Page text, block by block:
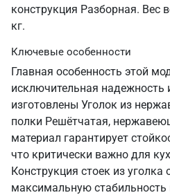
конструкция Разборная. Вес
кг.
Ключевые особенности
Главная особенность этой
исключительная надежность
изготовлены Уголок из
полки Решётчатая,
материал гарантирует
что критически важно для
Конструкция стоек из уголка
максимальную стабильность